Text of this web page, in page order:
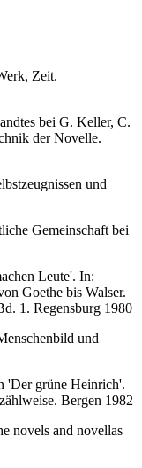
Zeit.
bei G. Keller, C.
der Novelle.
und
Gemeinschaft bei
Leute'. In:
Goethe bis Walser.
1. Regensburg 1980
und
'Der grüne Heinrich'.
Bergen 1982
novels and novellas